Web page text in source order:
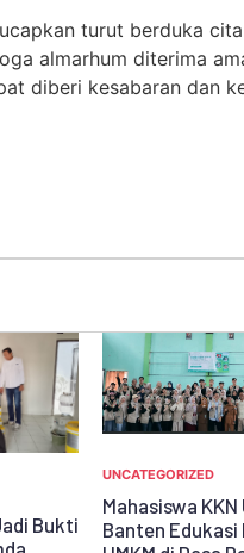
turut berduka
almarhum diterima
diberi kesabaran dan
Pelaku
RAGAM DAERAH
Bupati Dewi